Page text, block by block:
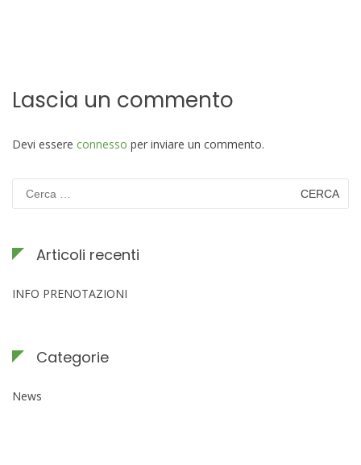
Lascia un commento
Devi essere connesso per inviare un commento.
per:
Articoli recenti
INFO PRENOTAZIONI
Categorie
News